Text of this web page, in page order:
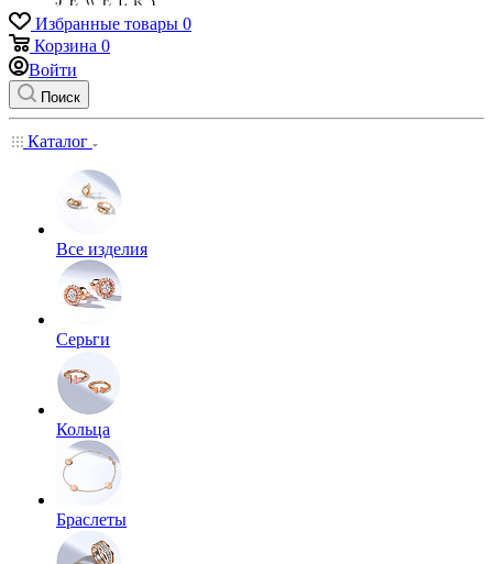
Избранные товары 0
Корзина 0
Войти
Поиск
Каталог
Все изделия
Серьги
Кольца
Браслеты